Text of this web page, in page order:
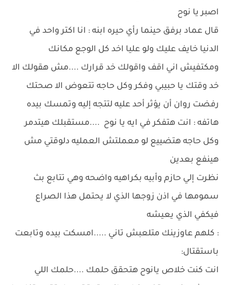
اصبر يا نوح
قال عماد برفق حينما رأي حيره ابنه : انا اكتر واحد في
الدنيا خايف عليك ولو عليا اخد كل الوجع مكانك
ومكتفيش اني اقف واقولك خد قرارك ....مش هقولك الا
خد وقتك يا حبيبي وفكر وكل حاجه تتعوض الا صحتك
رفضت روان أن يؤثر أحد عليه لتتجه إليه وتمسك بيده
هاتفه : انت هتفكر في ايه يا نوح ....مستقبلك هيتدمر
وكل حاجه هتضييع لو معملتش العمليه دلوقتي مش
هينفع بعدين
نظرت إلي حازم وأبيه بكراهيه واضحه وهي تتابع بث
سمومها في اذن زوجها الذي لا يحتمل هذا الصراع
فيكفي الذي يعيشه
: كلهم عاوزينك متلعبش تاني .....امسكت بيده وتابعت
باستقتال:
انت كنت خلاص يانوح هتحقق حلمك ....حلمك اللي